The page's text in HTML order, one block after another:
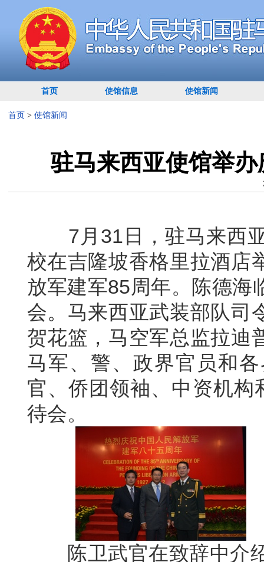
首页 使馆信息 使馆新闻
首页 > 使馆新闻
驻马来西亚使馆举
7月31日，驻马来西亚
校在吉隆坡香格里拉酒店
放军建军85周年。陈德海
会。马来西亚武装部队司
贺花篮，马空军总监拉迪
马军、警、政界官员和
官、侨团领袖、中资机
待会。
陈卫武官在致辞中介绍